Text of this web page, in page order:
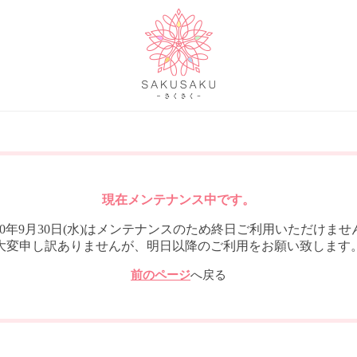
現在メンテナンス中です。
年9月30日(水)はメンテナンスのため終日ご利用いただけませ
変申し訳ありませんが、明日以降のご利用をお願い致します
前のページへ戻る